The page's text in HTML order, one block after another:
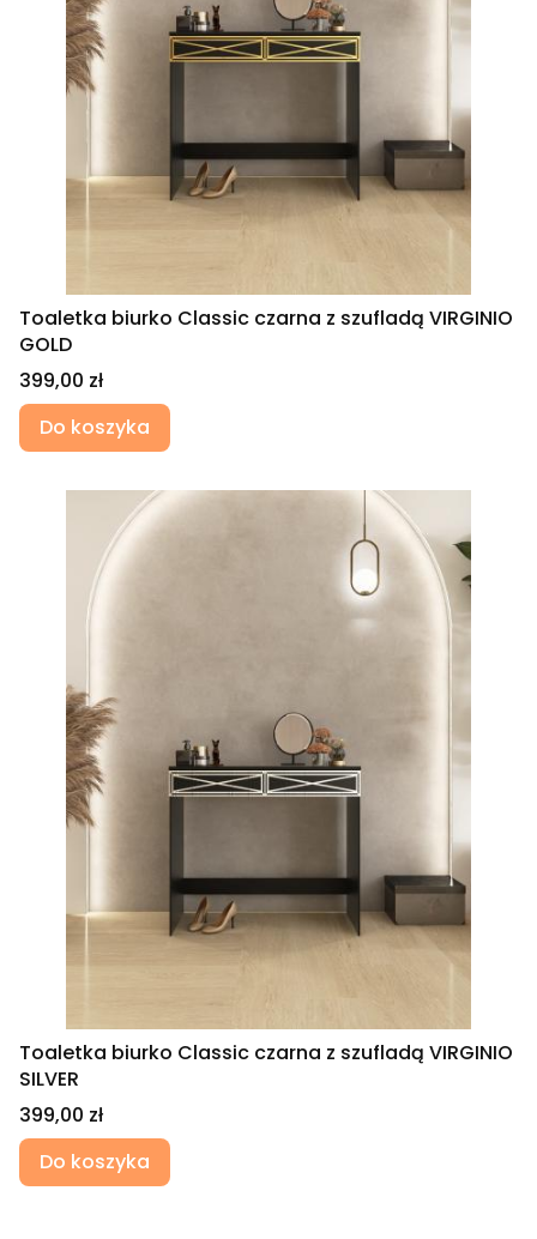
Toaletka biurko Classic czarna z szufladą VIRGINIO
GOLD
Cena
399,00 zł
Do koszyka
Toaletka biurko Classic czarna z szufladą VIRGINIO
SILVER
Cena
399,00 zł
Do koszyka